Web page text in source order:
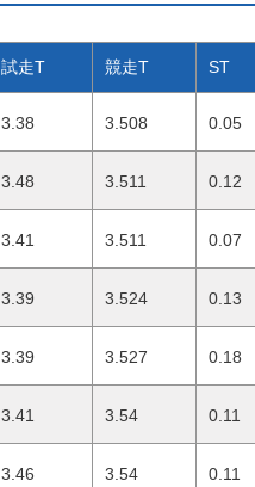
試走T 競走T ST
3.38 3.508 0.05
3.48 3.511 0.12
3.41 3.511 0.07
3.39 3.524 0.13
3.39 3.527 0.18
3.41 3.54 0.11
3.46 3.54 0.11